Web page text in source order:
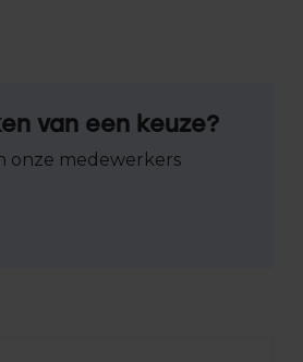
van een keuze?
onze medewerkers